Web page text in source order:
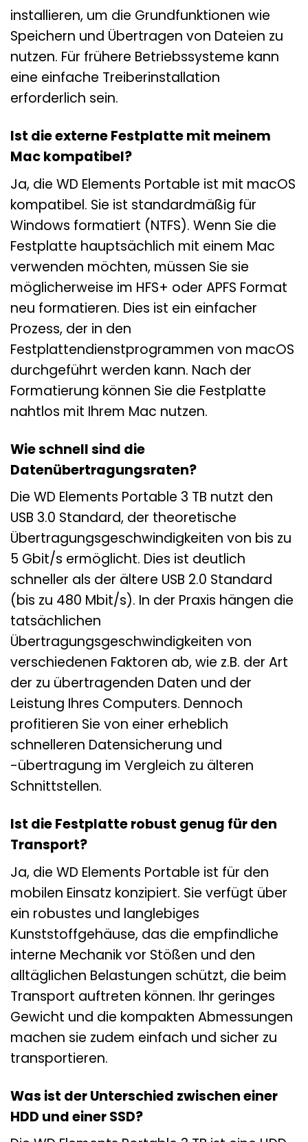
installieren, um die Grundfunktionen wie
Speichern und Übertragen von Dateien zu
nutzen. Für frühere Betriebssysteme kann
eine einfache Treiberinstallation
erforderlich sein.
Ist die externe Festplatte mit meinem
Mac kompatibel?
Ja, die WD Elements Portable ist mit macOS
kompatibel. Sie ist standardmäßig für
Windows formatiert (NTFS). Wenn Sie die
Festplatte hauptsächlich mit einem Mac
verwenden möchten, müssen Sie sie
möglicherweise im HFS+ oder APFS Format
neu formatieren. Dies ist ein einfacher
Prozess, der in den
Festplattendienstprogrammen von macOS
durchgeführt werden kann. Nach der
Formatierung können Sie die Festplatte
nahtlos mit Ihrem Mac nutzen.
Wie schnell sind die
Datenübertragungsraten?
Die WD Elements Portable 3 TB nutzt den
USB 3.0 Standard, der theoretische
Übertragungsgeschwindigkeiten von bis zu
5 Gbit/s ermöglicht. Dies ist deutlich
schneller als der ältere USB 2.0 Standard
(bis zu 480 Mbit/s). In der Praxis hängen die
tatsächlichen
Übertragungsgeschwindigkeiten von
verschiedenen Faktoren ab, wie z.B. der Art
der zu übertragenden Daten und der
Leistung Ihres Computers. Dennoch
profitieren Sie von einer erheblich
schnelleren Datensicherung und
-übertragung im Vergleich zu älteren
Schnittstellen.
Ist die Festplatte robust genug für den
Transport?
Ja, die WD Elements Portable ist für den
mobilen Einsatz konzipiert. Sie verfügt über
ein robustes und langlebiges
Kunststoffgehäuse, das die empfindliche
interne Mechanik vor Stößen und den
alltäglichen Belastungen schützt, die beim
Transport auftreten können. Ihr geringes
Gewicht und die kompakten Abmessungen
machen sie zudem einfach und sicher zu
transportieren.
Was ist der Unterschied zwischen einer
HDD und einer SSD?